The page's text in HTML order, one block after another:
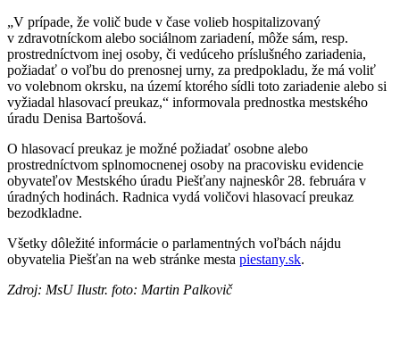
„V prípade, že volič bude v čase volieb hospitalizovaný
v zdravotníckom alebo sociálnom zariadení, môže sám, resp.
prostredníctvom inej osoby, či vedúceho príslušného zariadenia,
požiadať o voľbu do prenosnej urny, za predpokladu, že má voliť
vo volebnom okrsku, na území ktorého sídli toto zariadenie alebo si
vyžiadal hlasovací preukaz,“ informovala prednostka mestského
úradu Denisa Bartošová.
O hlasovací preukaz je možné požiadať osobne alebo
prostredníctvom splnomocnenej osoby na pracovisku evidencie
obyvateľov Mestského úradu Piešťany najneskôr 28. februára v
úradných hodinách. Radnica vydá voličovi hlasovací preukaz
bezodkladne.
Všetky dôležité informácie o parlamentných voľbách nájdu
obyvatelia Piešťan na web stránke mesta piestany.sk.
Zdroj: MsU Ilustr. foto: Martin Palkovič